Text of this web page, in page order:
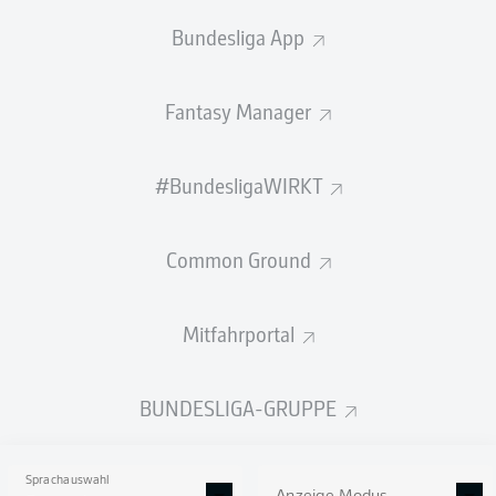
Bundesliga App
Fantasy Manager
#BundesligaWIRKT
Common Ground
Mitfahrportal
BUNDESLIGA-GRUPPE
Sprachauswahl
VERTEIDIGUNG